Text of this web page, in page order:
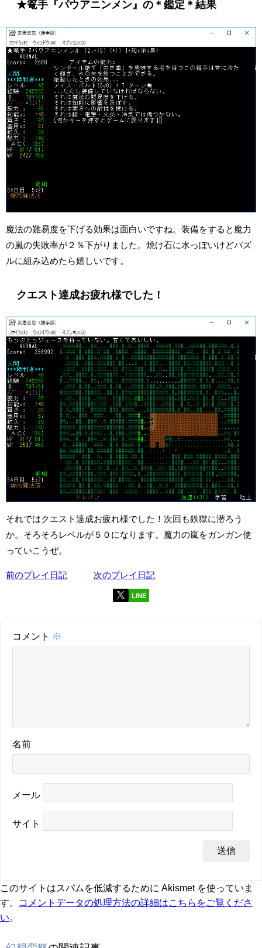
★篭手『パウアニンメン』の＊鑑定＊結果
魔法の難易度を下げる効果は面白いですね。装備をすると魔力
の嵐の失敗率が２％下がりました。焼け石に水っぽいけどパズ
ルに組み込めたら嬉しいです。
クエスト達成お疲れ様でした！
それではクエスト達成お疲れ様でした！次回も鉄獄に潜ろう
か。そろそろレベルが５０になります。魔力の嵐をガンガン使
っていこうぜ。
前のプレイ日記 次のプレイ日記
LINE
コメント ※
名前
メール
サイト
このサイトはスパムを低減するために Akismet を使っていま
す。
コメントデータの処理方法の詳細はこちらをご覧くださ
い